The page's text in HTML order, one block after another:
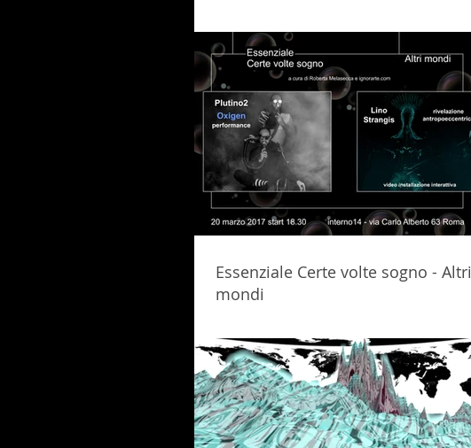
Essenziale Certe volte sogno - Altri
mondi